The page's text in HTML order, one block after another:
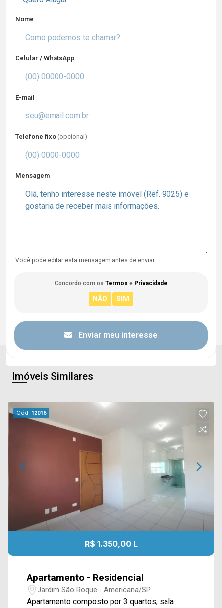
Nome
Celular / WhatsApp
E-mail
Telefone fixo (opcional)
Mensagem
Você pode editar esta mensagem antes de enviar.
Concordo com os Termos e Privacidade
Enviar meu interesse
Imóveis Similares
Cód. 12016
R$ 1.350,00 L
Apartamento - Residencial
Jardim São Roque - Americana/SP
Apartamento composto por 3 quartos, sala